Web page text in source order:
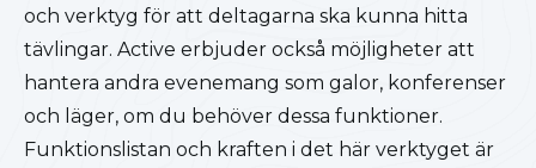
och verktyg för att deltagarna ska kunna hitta
tävlingar. Active erbjuder också möjligheter att
hantera andra evenemang som galor, konferenser
och läger, om du behöver dessa funktioner.
Funktionslistan och kraften i det här verktyget är